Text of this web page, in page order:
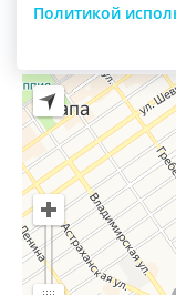
Политикой